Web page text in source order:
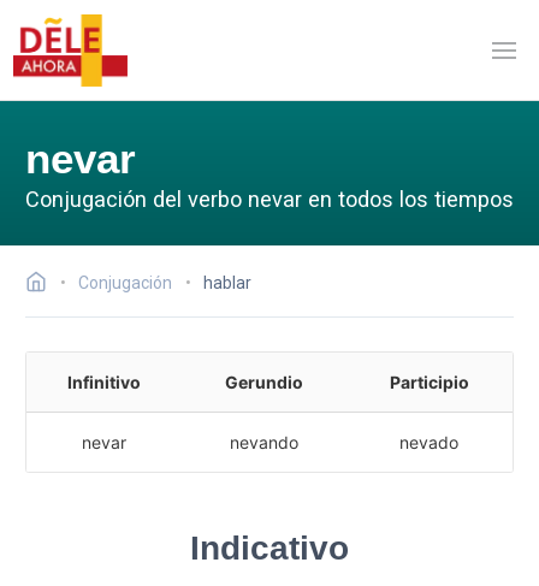
nevar
Conjugación del verbo nevar en todos los tiempos
Conjugación hablar
Infinitivo Gerundio Participio
nevar nevando nevado
Indicativo